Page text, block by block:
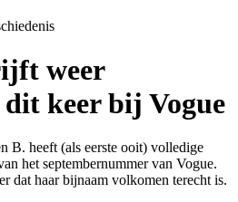
weer
dit keer bij Vogue
B. heeft (als eerste ooit) volledige
het septembernummer van Vogue.
dat haar bijnaam volkomen terecht is.